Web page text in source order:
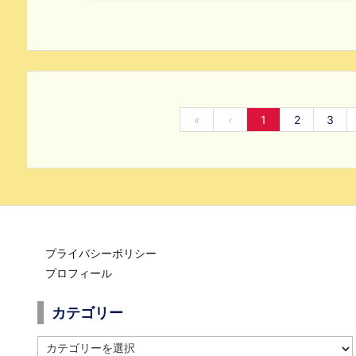
« ‹ 1 2 3
プライバシーポリシー
プロフィール
カテゴリー